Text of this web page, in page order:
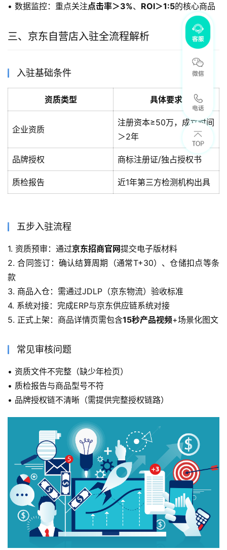
• 数据监控：重点关注点击率＞3%、 ROI＞1:5的核心商品
三、京东自营店入驻全流程解析
入驻基础条件
资质类型 具体要求
企业资质
注册资本≥50万，成立时间
＞2年
品牌授权 商标注册证/独占授权书
质检报告 近1年第三方检测机构出具
五步入驻流程
1. 资质预审：通过京东招商官网提交电子版材料
2. 合同签订：确认结算周期（通常T+30）、仓储扣点等条
款
3. 商品入仓：需通过JDLP（京东物流）验收标准
4. 系统对接：完成ERP与京东供应链系统对接
5. 正式上架：商品详情页需包含15秒产品视频+场景化图文
常见审核问题
• 资质文件不完整（缺少年检页）
• 质检报告与商品型号不符
• 品牌授权链不清晰（需提供完整授权链路）